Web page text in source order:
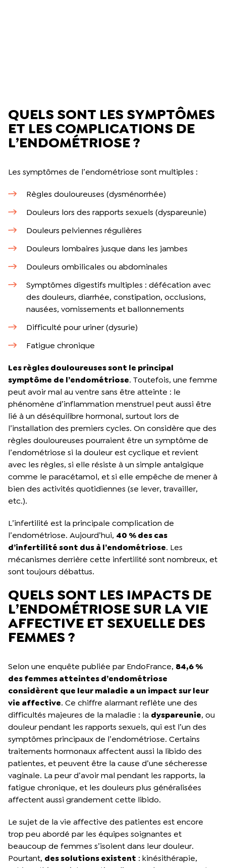
QUELS SONT LES SYMPTÔMES
ET LES COMPLICATIONS DE
L’ENDOMÉTRIOSE ?
Les symptômes de l’endométriose sont multiples :
Règles douloureuses (dysménorrhée)
Douleurs lors des rapports sexuels (dyspareunie)
Douleurs pelviennes régulières
Douleurs lombaires jusque dans les jambes
Douleurs ombilicales ou abdominales
Symptômes digestifs multiples : défécation avec
des douleurs, diarrhée, constipation, occlusions,
nausées, vomissements et ballonnements
Difficulté pour uriner (dysurie)
Fatigue chronique
Les règles douloureuses sont le principal
symptôme de l’endométriose. Toutefois, une femme
peut avoir mal au ventre sans être atteinte : le
phénomène d’inflammation menstruel peut aussi être
lié à un déséquilibre hormonal, surtout lors de
l’installation des premiers cycles. On considère que des
règles douloureuses pourraient être un symptôme de
l’endométriose si la douleur est cyclique et revient
avec les règles, si elle résiste à un simple antalgique
comme le paracétamol, et si elle empêche de mener à
bien des activités quotidiennes (se lever, travailler,
etc.).
L’infertilité est la principale complication de
l’endométriose. Aujourd’hui, 40 % des cas
d’infertilité sont dus à l’endométriose. Les
mécanismes derrière cette infertilité sont nombreux, et
sont toujours débattus.
QUELS SONT LES IMPACTS DE
L’ENDOMÉTRIOSE SUR LA VIE
AFFECTIVE ET SEXUELLE DES
FEMMES ?
Selon une enquête publiée par EndoFrance, 84,6 %
des femmes atteintes d’endométriose
considèrent que leur maladie a un impact sur leur
vie affective. Ce chiffre alarmant reflète une des
difficultés majeures de la maladie : la dyspareunie, ou
douleur pendant les rapports sexuels, qui est l’un des
symptômes principaux de l’endométriose. Certains
traitements hormonaux affectent aussi la libido des
patientes, et peuvent être la cause d’une sécheresse
vaginale. La peur d’avoir mal pendant les rapports, la
fatigue chronique, et les douleurs plus généralisées
affectent aussi grandement cette libido.
Le sujet de la vie affective des patientes est encore
trop peu abordé par les équipes soignantes et
beaucoup de femmes s’isolent dans leur douleur.
Pourtant, des solutions existent : kinésithérapie,